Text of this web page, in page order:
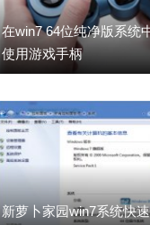
在win7 64位纯净版系统
使用游戏手柄
新萝卜家园win7系统快